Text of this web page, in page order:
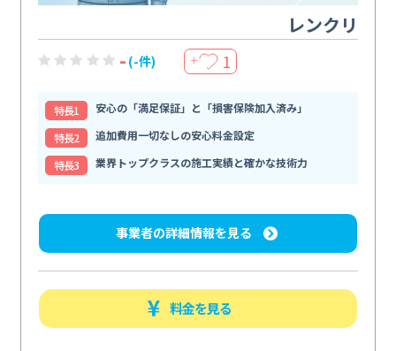
レンクリ
- (-件) ＋ 1
特⻑1
安心の「満足保証」と「損害保険加入済み」
特⻑2
追加費用一切なしの安心料金設定
特⻑3
業界トップクラスの施工実績と確かな技術力
事業者の詳細情報を見る
料金を見る